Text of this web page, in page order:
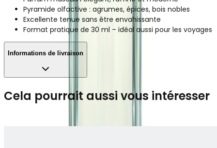
Pyramide olfactive : agrumes, épices, bois nobles
Excellente tenue sans être envahissante
Format pratique de 30 ml – idéal aussi pour les voyages
Informations de livraison
Cela pourrait aussi vous intéresser